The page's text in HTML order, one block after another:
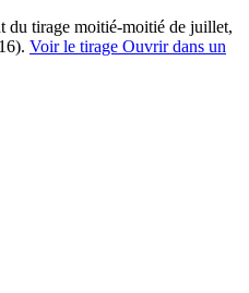
du tirage moitié-moitié de juillet,
Voir le tirage Ouvrir dans un